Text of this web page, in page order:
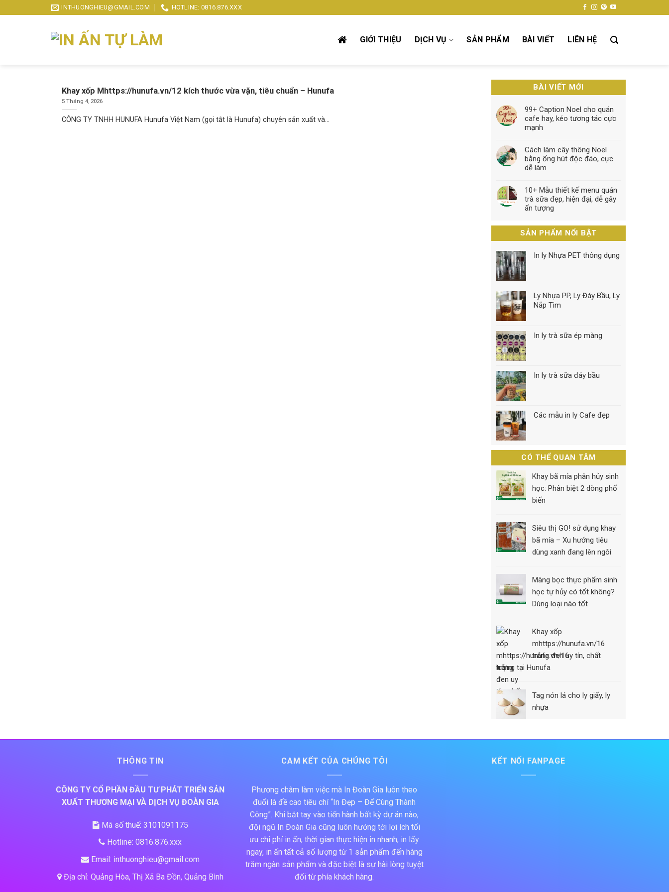
to
INTHUONGHIEU@GMAIL.COM HOTLINE: 0816.876.XXX
GIỚI THIỆU DỊCH VỤ SẢN PHẨM BÀI VIẾT LIÊN HỆ
Khay xốp Mhttps://hunufa.vn/12 kích thước vừa vặn, tiêu chuẩn – Hunufa
5 Tháng 4, 2026
CÔNG TY TNHH HUNUFA Hunufa Việt Nam (gọi tắt là Hunufa) chuyên sản xuất và...
BÀI VIẾT MỚI
99+ Caption Noel cho quán
cafe hay, kéo tương tác cực
mạnh
Cách làm cây thông Noel
bằng ống hút độc đáo, cực
dễ làm
10+ Mẫu thiết kế menu quán
trà sữa đẹp, hiện đại, dễ gây
ấn tượng
SẢN PHẨM NỔI BẬT
In ly Nhựa PET thông dụng
Ly Nhựa PP, Ly Đáy Bầu, Ly
Nắp Tim
In ly trà sữa ép màng
In ly trà sữa đáy bầu
Các mẫu in ly Cafe đẹp
CÓ THỂ QUAN TÂM
Khay bã mía phân hủy sinh
học: Phân biệt 2 dòng phổ
biến
Siêu thị GO! sử dụng khay
bã mía – Xu hướng tiêu
dùng xanh đang lên ngôi
Màng bọc thực phẩm sinh
học tự hủy có tốt không?
Dùng loại nào tốt
Khay xốp
mhttps://hunufa.vn/16
trắng đen uy tín, chất
lượng tại Hunufa
Tag nón lá cho ly giấy, ly
nhựa
THÔNG TIN
CÔNG TY CỔ PHẦN ĐẦU TƯ PHÁT TRIỂN SẢN
XUẤT THƯƠNG MẠI VÀ DỊCH VỤ ĐOÀN GIA
Mã số thuế: 3101091175
Hotline: 0816.876.xxx
Email: inthuonghieu@gmail.com
Địa chỉ: Quảng Hòa, Thị Xã Ba Đồn, Quảng Bình
CAM KẾT CỦA CHÚNG TÔI
Phương châm làm việc mà In Đoàn Gia luôn theo
đuổi là đề cao tiêu chí “In Đẹp – Để Cùng Thành
Công”. Khi bắt tay vào tiến hành bất kỳ dự án nào,
đội ngũ In Đoàn Gia cũng luôn hướng tới lợi ích tối
ưu chi phí in ấn, thời gian thực hiện in nhanh, in lấy
ngay, in ấn tất cả số lượng từ 1 sản phẩm đến hàng
trăm ngàn sản phẩm và đặc biệt là sự hài lòng tuyệt
đối từ phía khách hàng.
KẾT NỐI FANPAGE